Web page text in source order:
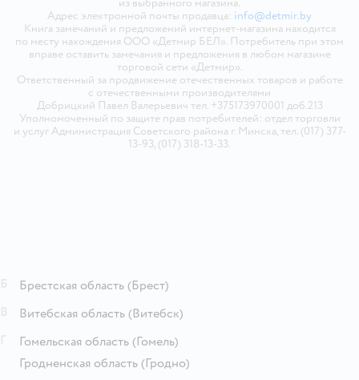
Адрес электронной почты продавца: info@detmir.by
Книга замечаний и предложений интернет-магазина находится
по месту нахождения ООО «Детмир БЕЛ». Потребитель при этом
вправе оставить замечания и предложения в любом магазине
торговой сети «Детмир».
Ответственный за продвижение отечественных товаров и работе
с отечественными производителями
Добрицкий Павел Валерьевич тел. +375173970001 доб.213
Уполномоченный по защите прав потребителей: отдел торговли
и услуг Администрация Советского района г. Минска, тел. (017) 377-
13-93, (017) 318-13-33.
Брестская область (Брест)
Витебская область (Витебск)
Гомельская область (Гомель)
Гродненская область (Гродно)